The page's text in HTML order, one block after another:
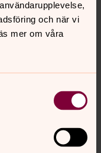
och när vi
mer om våra